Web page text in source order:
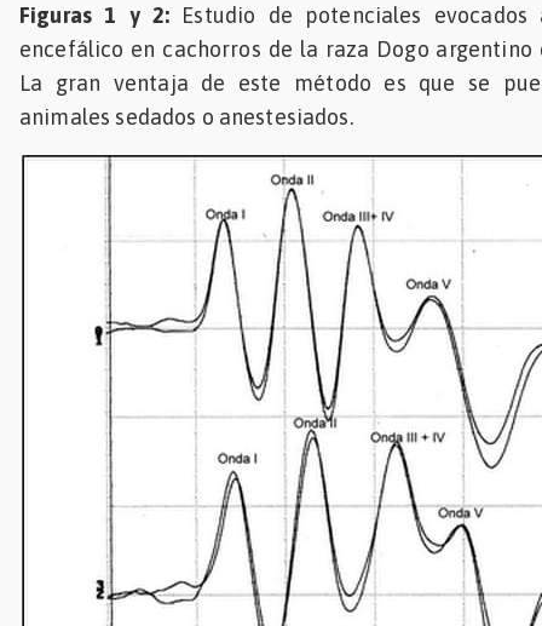
Figuras 1 y 2: Estudio de potenciales
encefálico en cachorros de la raza Dogo argentino
La gran ventaja de este método es que se
animales sedados o anestesiados.